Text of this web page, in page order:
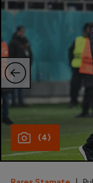
U21
(4)